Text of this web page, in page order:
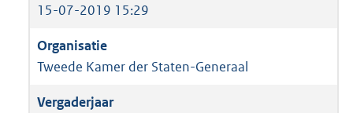
15-07-2019 15:29
Tweede Kamer der Staten-Generaal